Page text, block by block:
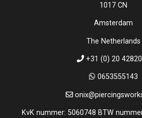
1017 CN
Amsterdam
The Netherlands
+31 (0) 20
0653555143
KvK nummer: 5060748 BTW